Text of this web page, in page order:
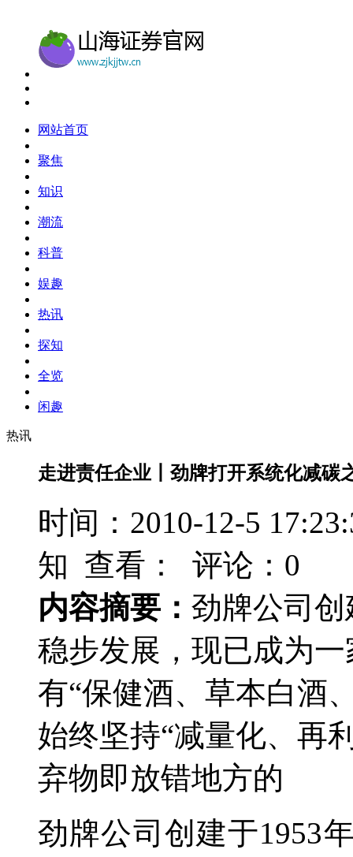
网站首页
聚焦
知识
潮流
科普
娱趣
热讯
探知
全览
闲趣
热讯
走进责任企业丨劲牌打开系统化减碳
时间：2010-12-5
知 查看：
评论：0
内容摘要： 劲牌公司
稳步发展，现已成为
有“保健酒、草本白酒
始终坚持“减量化、再
弃物即放错地方的
劲牌公司创建于1953